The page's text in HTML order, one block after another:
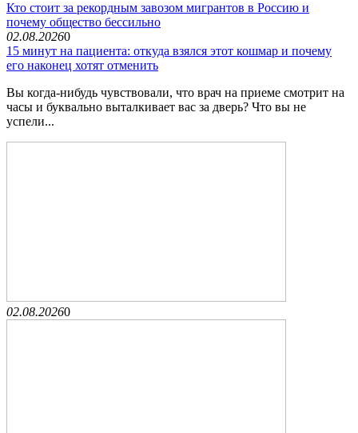
Кто стоит за рекордным завозом мигрантов в Россию и
почему общество бессильно
02.08.20260
15 минут на пациента: откуда взялся этот кошмар и почему
его наконец хотят отменить
Вы когда-нибудь чувствовали, что врач на приеме смотрит на
часы и буквально выталкивает вас за дверь? Что вы не
успели...
02.08.20260